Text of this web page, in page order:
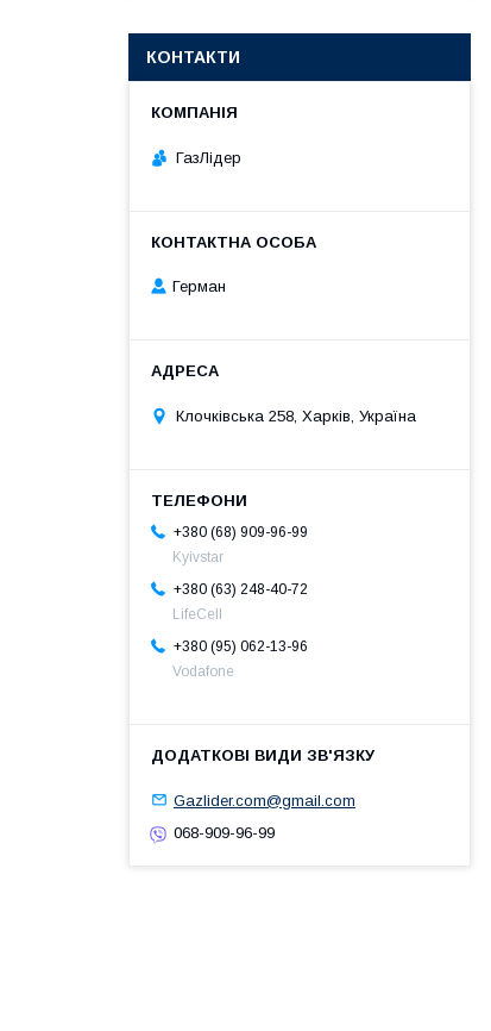
КОНТАКТИ
ГазЛiдер
Герман
Клочкiвська 258, Харків, Україна
+380 (68) 909-96-99
Kyivstar
+380 (63) 248-40-72
LifeCell
+380 (95) 062-13-96
Vodafone
Gazlider.com@gmail.com
068-909-96-99